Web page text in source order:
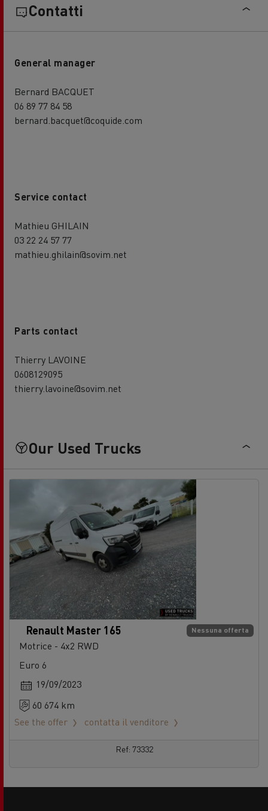
Contatti
General manager
Bernard BACQUET
06 89 77 84 58
bernard.bacquet@coquide.com
Service contact
Mathieu GHILAIN
03 22 24 57 77
mathieu.ghilain@sovim.net
Parts contact
Thierry LAVOINE
0608129095
thierry.lavoine@sovim.net
Our Used Trucks
Nessuna offerta
Renault Master 165
Motrice - 4x2 RWD
Euro 6
19/09/2023
60 674 km
See the offer
contatta il venditore
Ref: 73332